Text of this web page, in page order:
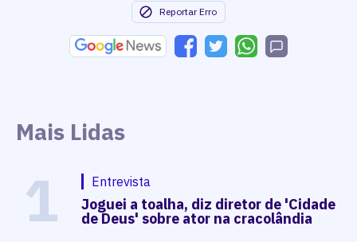
Reportar Erro
Mais Lidas
1 Entrevista
Joguei a toalha, diz diretor de 'Cidade
de Deus' sobre ator na cracolândia